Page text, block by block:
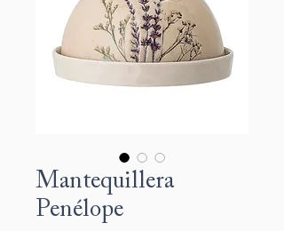
Mantequillera
Penélope